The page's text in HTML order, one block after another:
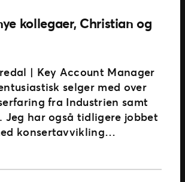
kollegaer, Christian og
| Key Account Manager
selger med over
fra Industrien samt
Jeg har også tidligere jobbet
konsertavvikling…